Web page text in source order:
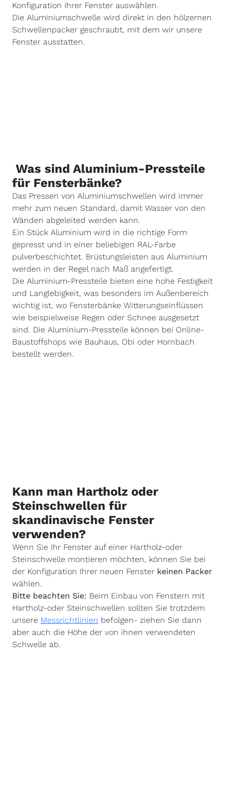
Konfiguration Ihrer Fenster auswählen.
Die Aluminiumschwelle wird direkt in den hölzernen
Schwellenpacker geschraubt, mit dem wir unsere
Fenster ausstatten.
Was sind Aluminium-Pressteile
für Fensterbänke?
Das Pressen von Aluminiumschwellen wird immer
mehr zum neuen Standard, damit Wasser von den
Wänden abgeleited werden kann.
Ein Stück Aluminium wird in die richtige Form
gepresst und in einer beliebigen RAL-Farbe
pulverbeschichtet. Brüstungsleisten aus Aluminium
werden in der Regel nach Maß angefertigt.
Die Aluminium-Pressteile bieten eine hohe Festigkeit
und Langlebigkeit, was besonders im Außenbereich
wichtig ist, wo Fensterbänke Witterungseinflüssen
wie beispielweise Regen oder Schnee ausgesetzt
sind. Die Aluminium-Pressteile können bei Online-
Baustoffshops wie Bauhaus, Obi oder Hornbach
bestellt werden.
Kann man Hartholz oder
Steinschwellen für
skandinavische Fenster
verwenden?
Wenn Sie Ihr Fenster auf einer Hartholz-oder
Steinschwelle montieren möchten, können Sie bei
der Konfiguration Ihrer neuen Fenster keinen Packer
wählen.
Bitte beachten Sie: Beim Einbau von Fenstern mit
Hartholz-oder Steinschwellen sollten Sie trotzdem
unsere Messrichtlinien befolgen- ziehen Sie dann
aber auch die Höhe der von ihnen verwendeten
Schwelle ab.